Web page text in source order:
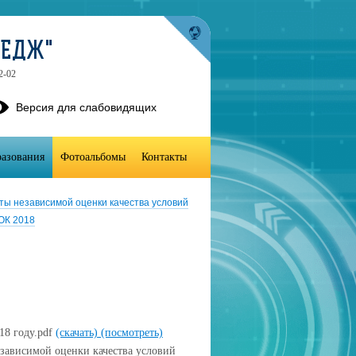
независимой оценки качества условий
2018
году.pdf (скачать) (посмотреть)
оценки качества условий
02
Версия для слабовидящих
Фотоальбомы Контакты